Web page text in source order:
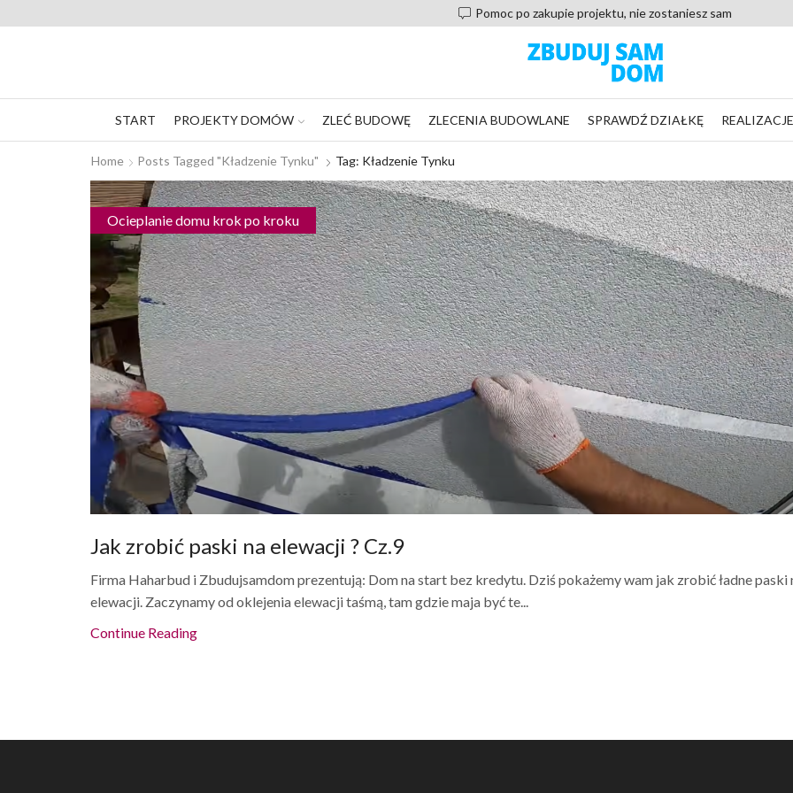
Pomoc po zakupie projektu, nie zostaniesz sam
START PROJEKTY DOMÓW ZLEĆ BUDOWĘ ZLECENIA BUDOWLANE SPRAWDŹ DZIAŁKĘ REALIZACJE
Home Posts Tagged "kładzenie Tynku" Tag: Kładzenie Tynku
Ocieplanie domu krok po kroku
Jak zrobić paski na elewacji ? Cz.9
Firma Haharbud i Zbudujsamdom prezentują: Dom na start bez kredytu. Dziś pokażemy wam jak zrobić ładne paski
elewacji. Zaczynamy od oklejenia elewacji taśmą, tam gdzie maja być te...
Continue Reading